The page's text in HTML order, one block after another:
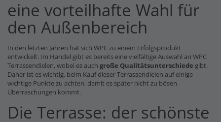
eine vorteilhafte Wahl für
den Außenbereich
In den letzten Jahren hat sich WPC zu einem Erfolgsprodukt
entwickelt. Im Handel gibt es bereits eine vielfältige Auswahl an WPC
Terrassendielen, wobei es auch große Qualitätsunterschiede gibt.
Daher ist es wichtig, beim Kauf dieser Terrassendielen auf einige
wichtige Punkte zu achten, damit es später nicht zu bösen
Überraschungen kommt.
Die Terrasse: der schönste